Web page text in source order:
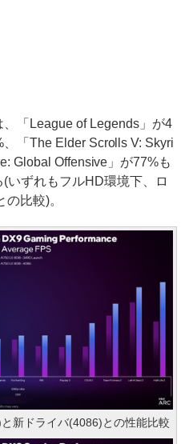
「League of Legends」が4
「The Elder Scrolls V: Skyri
Global Offensive」が77%も
いずれもフルHD環境下、ロ
比較)。
新ドライバ(4086)との性能比較